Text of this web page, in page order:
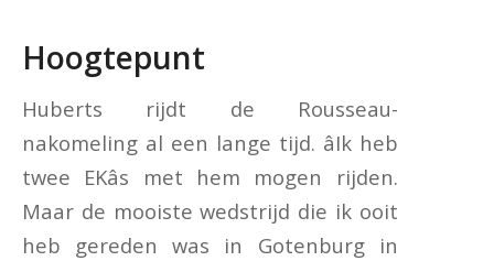
Hoogtepunt
Huberts rijdt de Rousseau-
nakomeling al een lange tijd. âIk heb
twee EKâs met hem mogen rijden.
Maar de mooiste wedstrijd die ik ooit
heb gereden was in Gotenburg in